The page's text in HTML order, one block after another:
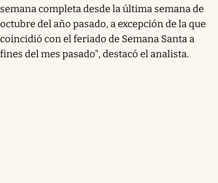
semana completa desde la última semana de
octubre del año pasado, a excepción de la que
coincidió con el feriado de Semana Santa a
fines del mes pasado", destacó el analista.